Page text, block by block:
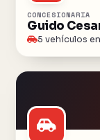
CONCESIONARIA
Guido
5 vehículos